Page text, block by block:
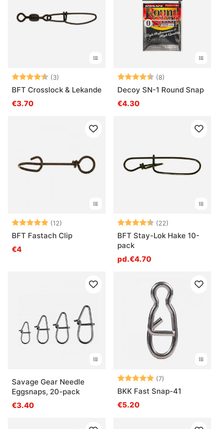
Note: (3)
BFT Crosslock & Lekande
€3.70
Note: (8)
Decoy SN-1 Round Snap
€4.30
Note: (12)
5.0 sur 5 étoiles
BFT Fastach Clip
€4
Note: (22)
BFT Stay-Lok Hake 10-
pack
pd.€4.70
Savage Gear Needle
Eggsnaps, 20-pack
€3.40
Note: (7)
BKK Fast Snap-41
€5.20